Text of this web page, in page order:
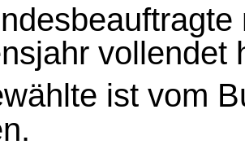
vollendet
ist vom